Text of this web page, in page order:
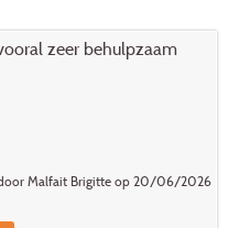
zeer behulpzaam
Malfait Brigitte op 20/06/2026